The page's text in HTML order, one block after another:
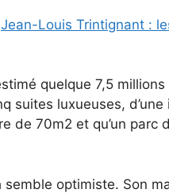
Jean-Louis Trintignant :
quelque 7,5
suites luxueuses,
de 70m2 et qu’un parc
semble optimiste. Son